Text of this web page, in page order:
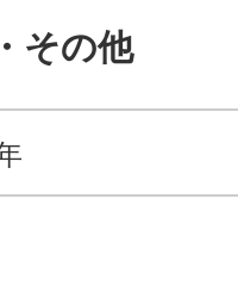
その他